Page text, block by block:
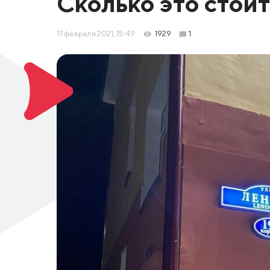
17 февраля 2021, 15:49 1929 1